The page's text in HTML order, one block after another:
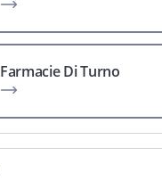
Farmacie Di Turno